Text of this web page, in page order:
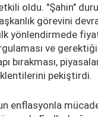
oldu. "Şahin"
görevini
ilk yönlendirmede
ve
bırakması,
pekiştirdi.
enflasyonla